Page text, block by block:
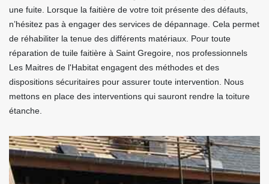
une fuite. Lorsque la faitière de votre toit présente des défauts,
n’hésitez pas à engager des services de dépannage. Cela permet
de réhabiliter la tenue des différents matériaux. Pour toute
réparation de tuile faitière à Saint Gregoire, nos professionnels
Les Maitres de l'Habitat engagent des méthodes et des
dispositions sécuritaires pour assurer toute intervention. Nous
mettons en place des interventions qui sauront rendre la toiture
étanche.